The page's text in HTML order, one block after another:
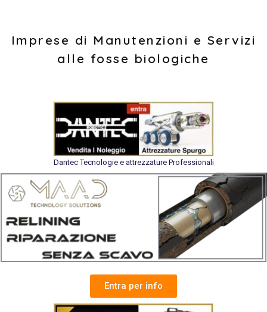
Imprese di Manutenzioni e Servizi
alle fosse biologiche
Dantec Tecnologie e attrezzature Professionali
Entra per info